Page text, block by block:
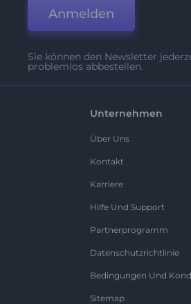
Anmelden
Sie können den Newsletter
problemlos abbestellen.
Unternehmen
Über Uns
Kontakt
Karriere
Hilfe Und Support
Partnerprogramm
Datenschutzrichtlinie
Bedingungen Und
Sitemap